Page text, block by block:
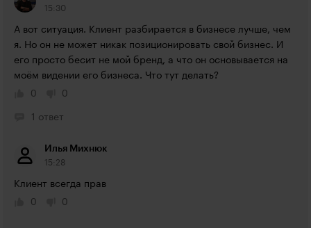
15:30
А вот ситуация. Клиент разбирается в бизнесе лучше, чем
я. Но он не может никак позиционировать свой бизнес. И
его просто бесит не мой бренд, а что он основывается на
моём видении его бизнеса. Что тут делать?
0
0
1 ответ
Илья Михнюк
15:28
Клиент всегда прав
0
0